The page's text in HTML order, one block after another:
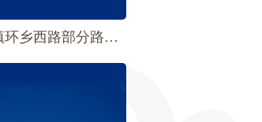
关于对和顺古镇环乡西路部分路段实施单向通行交通管理措施的通告